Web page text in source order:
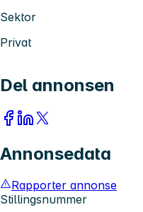
Sektor
Privat
Del annonsen
Annonsedata
Rapporter annonse
Stillingsnummer